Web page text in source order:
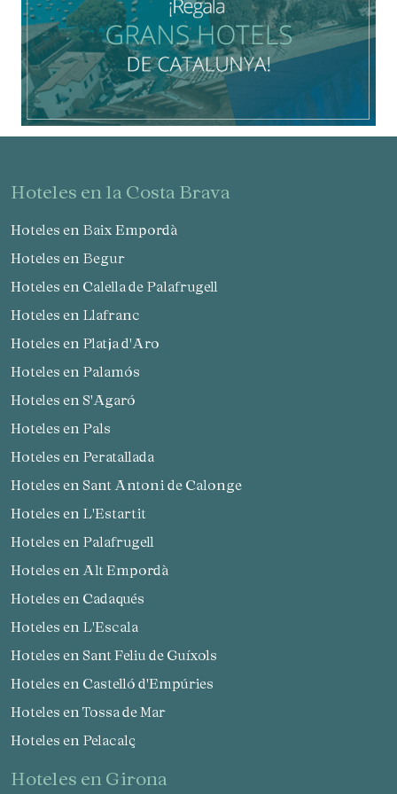
hoteles en la Costa Brava
Hoteles en Baix Empordà
Hoteles en Begur
Hoteles en Calella de Palafrugell
Hoteles en Llafranc
Hoteles en Platja d'Aro
Hoteles en Palamós
Hoteles en S'Agaró
Hoteles en Pals
Hoteles en Peratallada
Hoteles en Sant Antoni de Calonge
Hoteles en L'Estartit
Hoteles en Palafrugell
Hoteles en Alt Empordà
Hoteles en Cadaqués
Hoteles en L'Escala
Hoteles en Sant Feliu de Guíxols
Hoteles en Castelló d'Empúries
Hoteles en Tossa de Mar
Hoteles en Pelacalç
hoteles en Girona
a través de la observación continuada de sus hábitos de
navegación. Gracias a ellas, podemos conocer los hábitos
de navegación en el sitio web y mostrar publicidad
relacionada con el perfil de navegación del usuario.